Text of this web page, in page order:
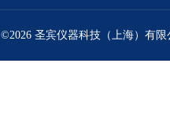
©2026 圣宾仪器科技（上海）有